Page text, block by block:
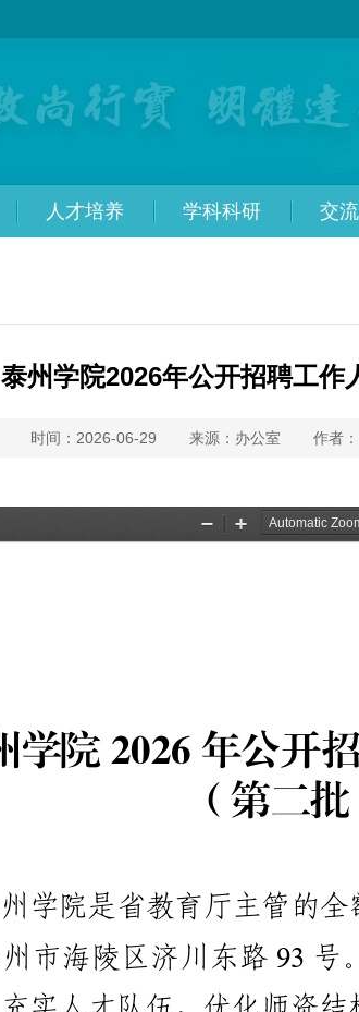
人才培养 学科科研 交
泰州学院2026年公开招聘工作
时间：2026-06-29 来源：办公室 作者：